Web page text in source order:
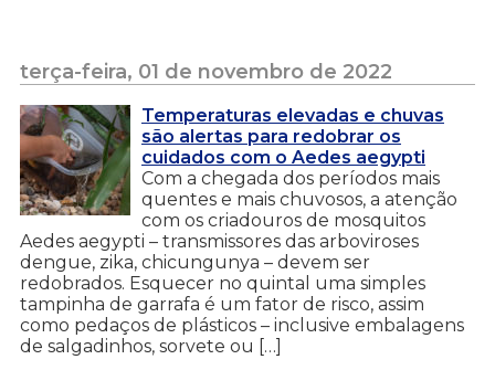
terça-feira, 01 de novembro de 2022
Temperaturas elevadas e chuvas
são alertas para redobrar os
cuidados com o Aedes aegypti
Com a chegada dos períodos mais
quentes e mais chuvosos, a atenção
com os criadouros de mosquitos
Aedes aegypti – transmissores das arboviroses
dengue, zika, chicungunya – devem ser
redobrados. Esquecer no quintal uma simples
tampinha de garrafa é um fator de risco, assim
como pedaços de plásticos – inclusive embalagens
de salgadinhos, sorvete ou […]